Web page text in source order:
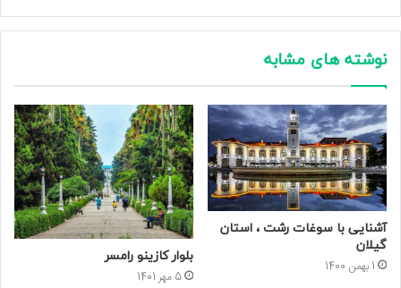
نوشته های مشابه
آشنایی با سوغات رشت ، استان
گیلان
1 بهمن 1400
بلوار کازینو رامسر
5 مهر 1401